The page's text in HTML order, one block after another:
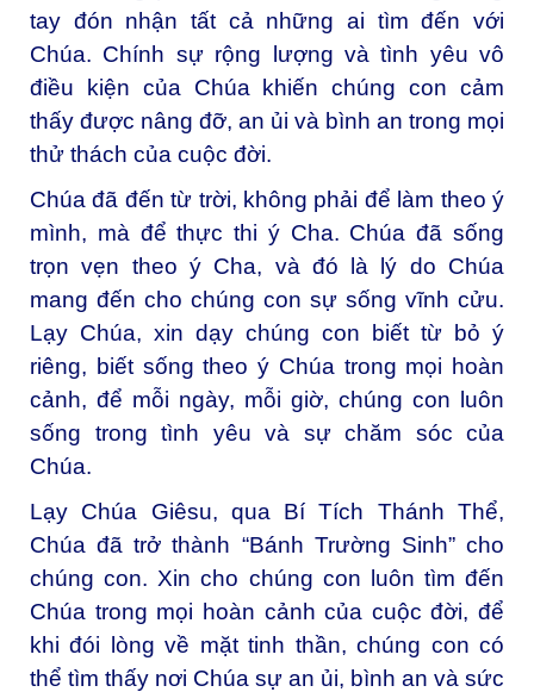
tay đón nhận tất cả những ai tìm đến với
Chúa. Chính sự rộng lượng và tình yêu vô
điều kiện của Chúa khiến chúng con cảm
thấy được nâng đỡ, an ủi và bình an trong mọi
thử thách của cuộc đời.
Chúa đã đến từ trời, không phải để làm theo ý
mình, mà để thực thi ý Cha. Chúa đã sống
trọn vẹn theo ý Cha, và đó là lý do Chúa
mang đến cho chúng con sự sống vĩnh cửu.
Lạy Chúa, xin dạy chúng con biết từ bỏ ý
riêng, biết sống theo ý Chúa trong mọi hoàn
cảnh, để mỗi ngày, mỗi giờ, chúng con luôn
sống trong tình yêu và sự chăm sóc của
Chúa.
Lạy Chúa Giêsu, qua Bí Tích Thánh Thể,
Chúa đã trở thành “Bánh Trường Sinh” cho
chúng con. Xin cho chúng con luôn tìm đến
Chúa trong mọi hoàn cảnh của cuộc đời, để
khi đói lòng về mặt tinh thần, chúng con có
thể tìm thấy nơi Chúa sự an ủi, bình an và sức